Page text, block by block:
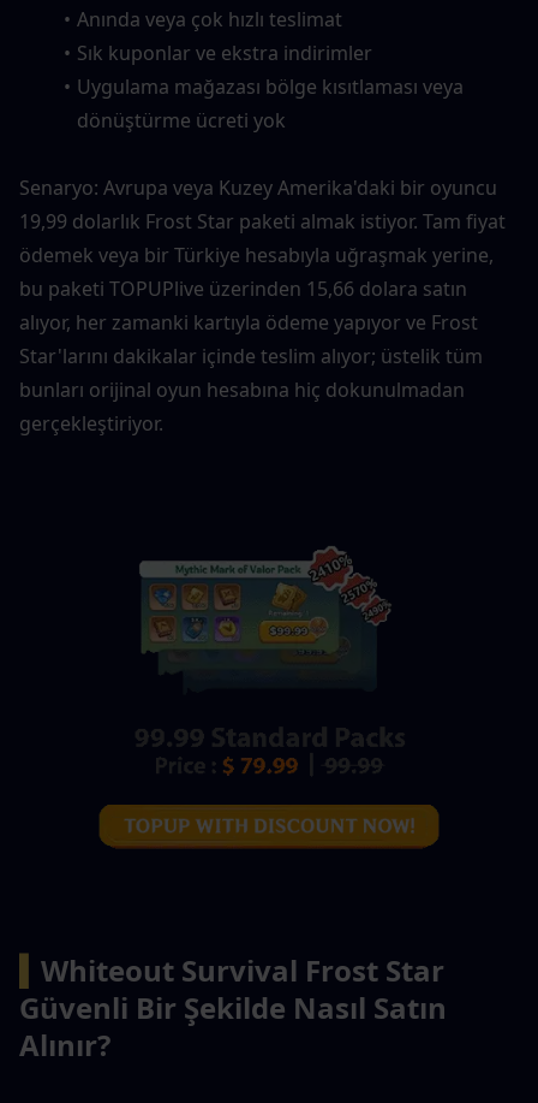
Anında veya çok hızlı teslimat
Sık kuponlar ve ekstra indirimler
Uygulama mağazası bölge kısıtlaması veya
dönüştürme ücreti yok
Senaryo: Avrupa veya Kuzey Amerika'daki bir oyuncu
19,99 dolarlık Frost Star paketi almak istiyor. Tam fiyat
ödemek veya bir Türkiye hesabıyla uğraşmak yerine,
bu paketi TOPUPlive üzerinden 15,66 dolara satın
alıyor, her zamanki kartıyla ödeme yapıyor ve Frost
Star'larını dakikalar içinde teslim alıyor; üstelik tüm
bunları orijinal oyun hesabına hiç dokunulmadan
gerçekleştiriyor.
Whiteout Survival Frost Star
Güvenli Bir Şekilde Nasıl Satın
Alınır?